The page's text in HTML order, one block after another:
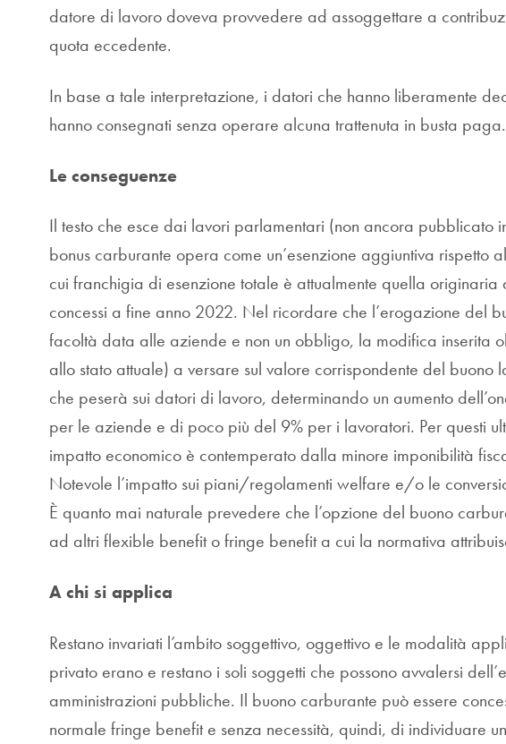
datore di lavoro doveva provvedere ad assoggettare a
quota eccedente.
In base a tale interpretazione, i datori che hanno liberamente
hanno consegnati senza operare alcuna trattenuta in busta paga.
Le conseguenze
Il testo che esce dai lavori parlamentari (non ancora pubblicato
bonus carburante opera come un’esenzione aggiuntiva
cui franchigia di esenzione totale è attualmente quella
concessi a fine anno 2022. Nel ricordare che l’erogazione del
facoltà data alle aziende e non un obbligo, la modifica inserita
allo stato attuale) a versare sul valore corrispondente del
che peserà sui datori di lavoro, determinando un aumento
per le aziende e di poco più del 9% per i lavoratori. Per questi
impatto economico è contemperato dalla minore imponibilità
Notevole l’impatto sui piani/regolamenti welfare e/o le
È quanto mai naturale prevedere che l’opzione del buono
ad altri flexible benefit o fringe benefit a cui la normativa
A chi si applica
Restano invariati l’ambito soggettivo, oggettivo e le modalità
privato erano e restano i soli soggetti che possono avvalersi
amministrazioni pubbliche. Il buono carburante può essere
normale fringe benefit e senza necessità, quindi, di individuare